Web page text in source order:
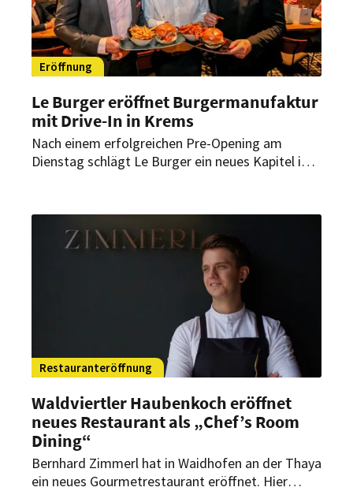
Eröffnung
Le Burger eröffnet Burgermanufaktur
mit Drive-In in Krems
Nach einem erfolgreichen Pre-Opening am
Dienstag schlägt Le Burger ein neues Kapitel in
November seine nach eigener Aussage
modernste Burgermanufaktur.
Restauranteröffnung
Waldviertler Haubenkoch eröffnet
neues Restaurant als „Chef’s Room
Dining“
Bernhard Zimmerl hat in Waidhofen an der Thaya
ein neues Gourmetrestaurant eröffnet. Hier